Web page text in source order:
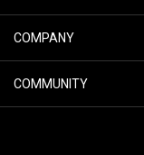
COMPANY
COMMUNITY